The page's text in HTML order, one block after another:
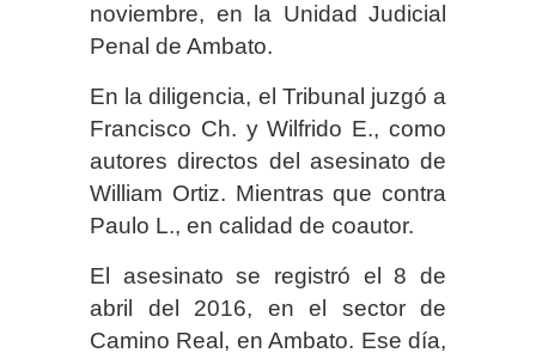
noviembre, en la Unidad Judicial
Penal de Ambato.
En la diligencia, el Tribunal juzgó a
Francisco Ch. y Wilfrido E., como
autores directos del asesinato de
William Ortiz. Mientras que contra
Paulo L., en calidad de coautor.
El asesinato se registró el 8 de
abril del 2016, en el sector de
Camino Real, en Ambato. Ese día,